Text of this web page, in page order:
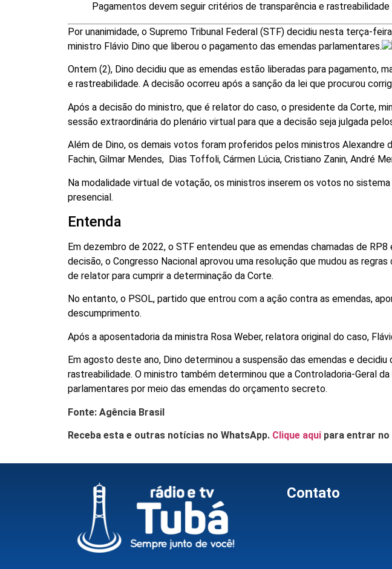
Pagamentos devem seguir critérios de transparência e rastreabilidade
Por unanimidade, o Supremo Tribunal Federal (STF) decidiu nesta terça-
ministro Flávio Dino que liberou o pagamento das emendas parlamentares.
Ontem (2), Dino decidiu que as emendas estão liberadas para pagamento,
e rastreabilidade. A decisão ocorreu após a sanção da lei que procurou
Após a decisão do ministro, que é relator do caso, o presidente da Corte,
sessão extraordinária do plenário virtual para que a decisão seja julgada
Além de Dino, os demais votos foram proferidos pelos ministros Alexandre
Fachin, Gilmar Mendes, Dias Toffoli, Cármen Lúcia, Cristiano Zanin, André
Na modalidade virtual de votação, os ministros inserem os votos no
presencial.
Entenda
Em dezembro de 2022, o STF entendeu que as emendas chamadas de
decisão, o Congresso Nacional aprovou uma resolução que mudou as
de relator para cumprir a determinação da Corte.
No entanto, o PSOL, partido que entrou com a ação contra as emendas,
descumprimento.
Após a aposentadoria da ministra Rosa Weber, relatora original do caso,
Em agosto deste ano, Dino determinou a suspensão das emendas e
rastreabilidade. O ministro também determinou que a Controladoria-Geral
parlamentares por meio das emendas do orçamento secreto.
Fonte: Agência Brasil
Receba esta e outras notícias no WhatsApp. Clique aqui para entrar no
Contato